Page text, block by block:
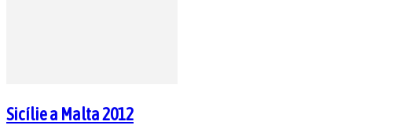
Sicílie a Malta 2012